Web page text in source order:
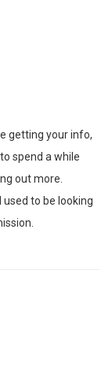
getting your info,
spend a while
out more.
to be looking